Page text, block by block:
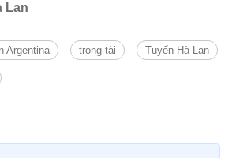
Lan
Argentina trọng tài Tuyển Hà Lan